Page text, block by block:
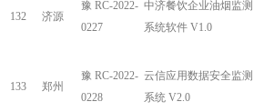
132 济源
豫 RC-2022-
0227
中济餐饮企业油烟监测
系统软件 V1.0
133 郑州
豫 RC-2022-
0228
云信应用数据安全监测
系统 V2.0